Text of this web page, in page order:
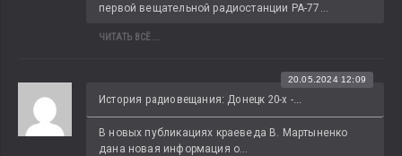
первой вещательной радиостанции РА-77...
ЧИТАТЬ ВСЁ...
История радиовещания: Донецк 20-х -...
20.05.2024 12:09
В новых публикациях краеведа В. Мартыненко
дана новая информация о...